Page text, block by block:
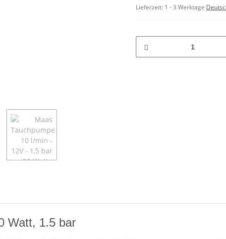
Lieferzeit: 1 - 3 Werktage
Watt, 1.5 bar